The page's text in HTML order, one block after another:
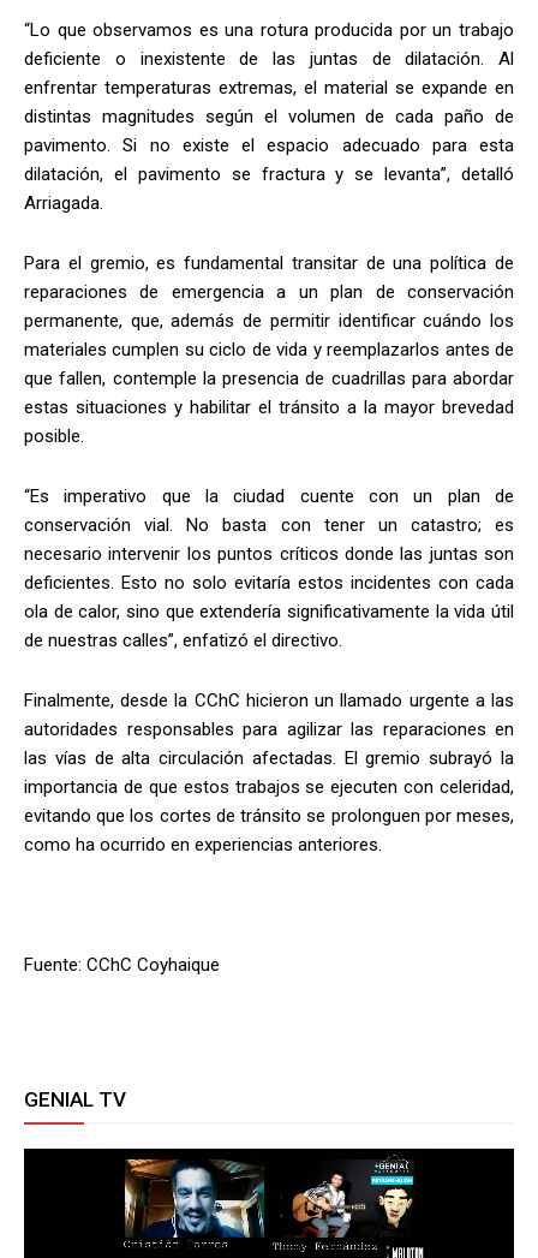
“Lo que observamos es una rotura producida por un trabajo
deficiente o inexistente de las juntas de dilatación. Al
enfrentar temperaturas extremas, el material se expande en
distintas magnitudes según el volumen de cada paño de
pavimento. Si no existe el espacio adecuado para esta
dilatación, el pavimento se fractura y se levanta”, detalló
Arriagada.
Para el gremio, es fundamental transitar de una política de
reparaciones de emergencia a un plan de conservación
permanente, que, además de permitir identificar cuándo los
materiales cumplen su ciclo de vida y reemplazarlos antes de
que fallen, contemple la presencia de cuadrillas para abordar
estas situaciones y habilitar el tránsito a la mayor brevedad
posible.
“Es imperativo que la ciudad cuente con un plan de
conservación vial. No basta con tener un catastro; es
necesario intervenir los puntos críticos donde las juntas son
deficientes. Esto no solo evitaría estos incidentes con cada
ola de calor, sino que extendería significativamente la vida útil
de nuestras calles”, enfatizó el directivo.
Finalmente, desde la CChC hicieron un llamado urgente a las
autoridades responsables para agilizar las reparaciones en
las vías de alta circulación afectadas. El gremio subrayó la
importancia de que estos trabajos se ejecuten con celeridad,
evitando que los cortes de tránsito se prolonguen por meses,
como ha ocurrido en experiencias anteriores.
Fuente: CChC Coyhaique
GENIAL TV